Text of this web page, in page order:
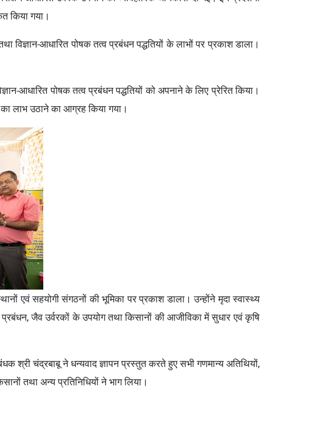
किया गया।
आधारित पोषक तत्व प्रबंधन पद्धतियों के लाभों पर प्रकाश डाला।
आधारित पोषक तत्व प्रबंधन पद्धतियों को अपनाने के लिए प्रेरित किया।
लाभ उठाने का आग्रह किया गया।
एवं सहयोगी संगठनों की भूमिका पर प्रकाश डाला। उन्होंने मृदा स्वास्थ्य
जैव उर्वरकों के उपयोग तथा किसानों की आजीविका में सुधार एवं कृषि
चंद्रबाबू ने धन्यवाद ज्ञापन प्रस्तुत करते हुए सभी गणमान्य अतिथियों,
तथा अन्य प्रतिनिधियों ने भाग लिया।